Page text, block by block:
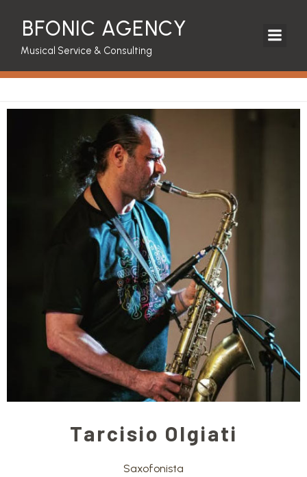
BFONIC AGENCY
Musical Service & Consulting
Tarcisio Olgiati
Saxofonista